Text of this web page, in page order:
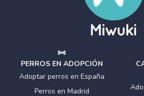
PERROS EN ADOPCIÓN
Adoptar perros en España
Perros en Madrid